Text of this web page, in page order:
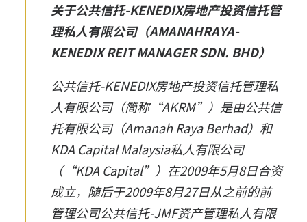
关于公共信托-KENEDIX房地产投资信托管
理私人有限公司（AMANAHRAYA-
KENEDIX REIT MANAGER SDN. BHD）
公共信托-KENEDIX房地产投资信托管理私
人有限公司（简称“AKRM”）是由公共信
托有限公司（Amanah Raya Berhad）和
KDA Capital Malaysia私人有限公司
（“KDA Capital”）在2009年5月8日合资
成立，随后于2009年8月27日从之前的前
管理公司公共信托-JMF资产管理私人有限